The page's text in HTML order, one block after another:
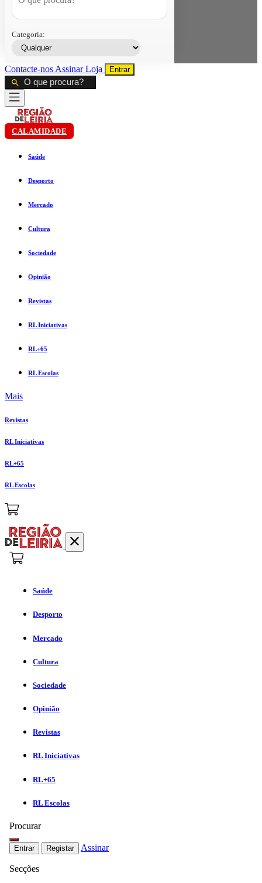
Categoria:
Contacte-nos AssinarLoja Entrar
CALAMIDADE
Saúde
Desporto
Mercado
Cultura
Sociedade
Opinião
Revistas
RL Iniciativas
RL+65
RL Escolas
Mais
Revistas
RL Iniciativas
RL+65
RL Escolas
Saúde
Desporto
Mercado
Cultura
Sociedade
Opinião
Revistas
RL Iniciativas
RL+65
RL Escolas
Procurar
Entrar Registar Assinar
Secções